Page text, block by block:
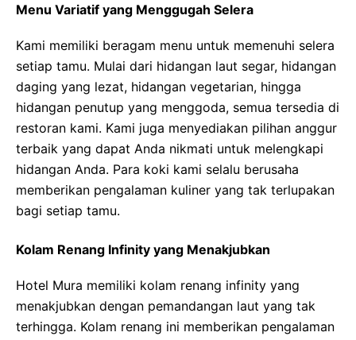
Menu Variatif yang Menggugah Selera
Kami memiliki beragam menu untuk memenuhi selera
setiap tamu. Mulai dari hidangan laut segar, hidangan
daging yang lezat, hidangan vegetarian, hingga
hidangan penutup yang menggoda, semua tersedia di
restoran kami. Kami juga menyediakan pilihan anggur
terbaik yang dapat Anda nikmati untuk melengkapi
hidangan Anda. Para koki kami selalu berusaha
memberikan pengalaman kuliner yang tak terlupakan
bagi setiap tamu.
Kolam Renang Infinity yang Menakjubkan
Hotel Mura memiliki kolam renang infinity yang
menakjubkan dengan pemandangan laut yang tak
terhingga. Kolam renang ini memberikan pengalaman